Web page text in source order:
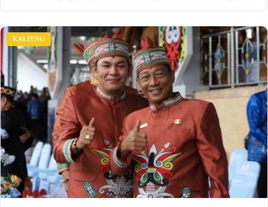
KALTENG